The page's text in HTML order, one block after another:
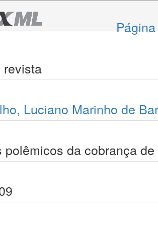
revista
Luciano Marinho de
polêmicos da cobrança